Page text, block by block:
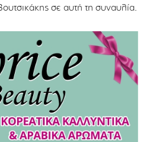
σε αυτή τη συναυλία.